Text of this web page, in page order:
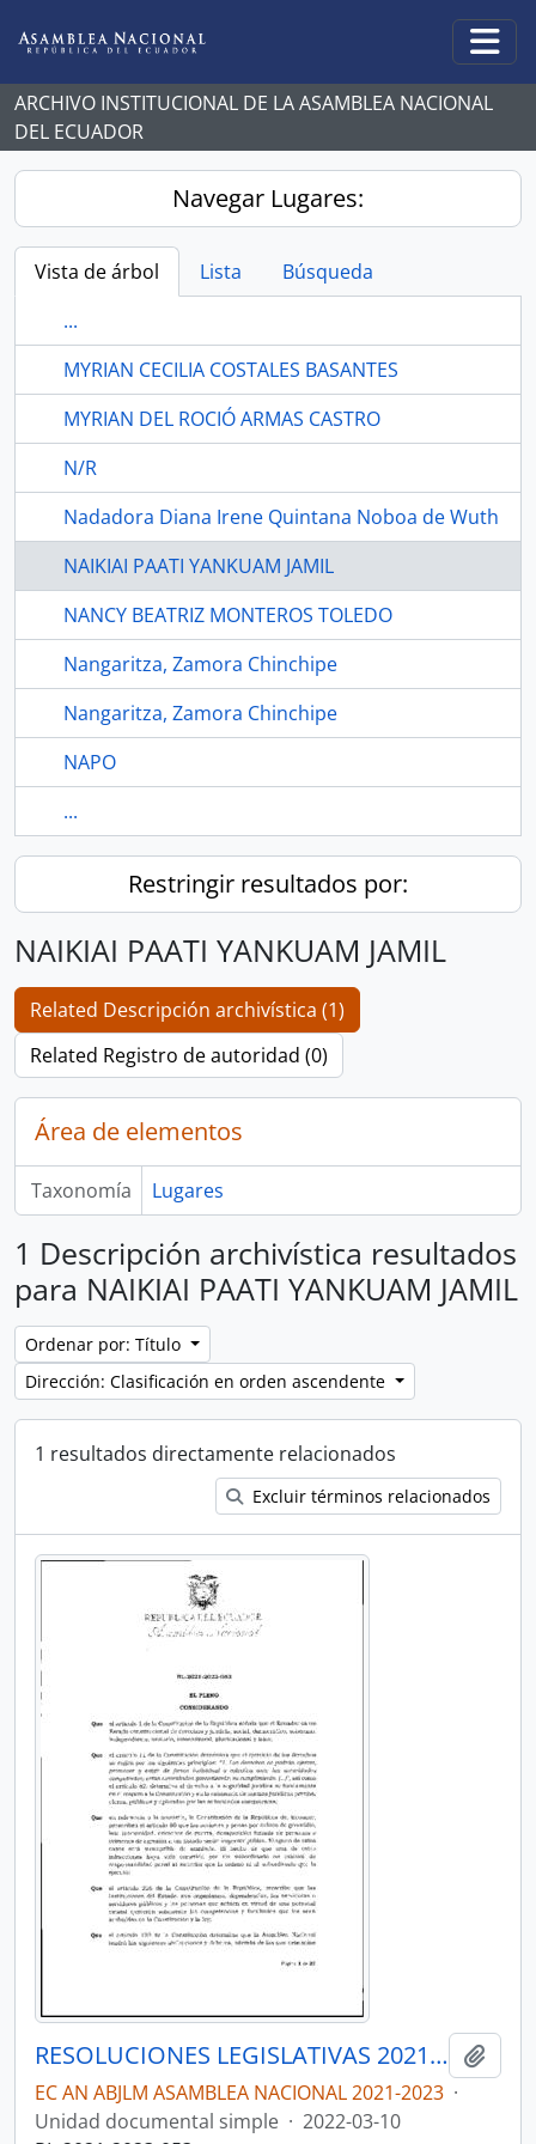
ARCHIVO INSTITUCIONAL DE LA ASAMBLEA NACIONAL
DEL ECUADOR
Navegar Lugares:
Vista de árbol Lista
Búsqueda
...
MYRIAN CECILIA COSTALES BASANTES
MYRIAN DEL ROCIÓ ARMAS CASTRO
N/R
Nadadora Diana Irene Quintana Noboa de Wuth
NAIKIAI PAATI YANKUAM JAMIL
NANCY BEATRIZ MONTEROS TOLEDO
Nangaritza, Zamora Chinchipe
Nangaritza, Zamora Chinchipe
NAPO
...
Restringir resultados por:
NAIKIAI PAATI YANKUAM JAMIL
Related Descripción archivística (1)
Related Registro de autoridad (0)
Área de elementos
Taxonomía Lugares
1 Descripción archivística resultados
para NAIKIAI PAATI YANKUAM JAMIL
Ordenar por: Título
Dirección: Clasificación en orden ascendente
1 resultados directamente relacionados
Excluir términos relacionados
RESOLUCIONES LEGISLATIVAS 2021-2023
EC AN ABJLM ASAMBLEA NACIONAL 2021-2023 ·
Unidad documental simple · 2022-03-10